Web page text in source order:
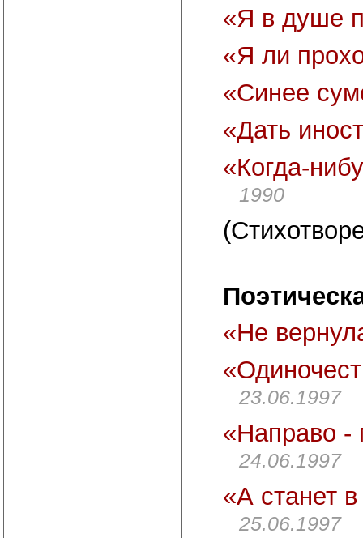
«Я в душе
«Я ли
«Синее
«Дать
«Когда-
1990
«Не
23.06.1997
«Направо -
24.06.1997
«А станет
25.06.1997